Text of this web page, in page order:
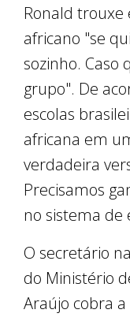
Ronald trouxe
africano "se
sozinho. Caso
grupo". De
escolas
africana em
verdadeira
Precisamos
no sistema de
O secretário
do Ministério
Araújo cobra